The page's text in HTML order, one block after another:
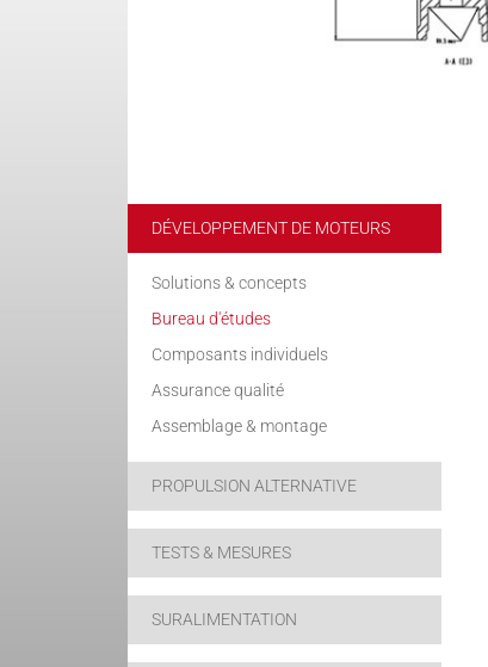
DÉVELOPPEMENT DE MOTEURS
Solutions & concepts
Bureau d'études
Composants individuels
Assurance qualité
Assemblage & montage
PROPULSION ALTERNATIVE
TESTS & MESURES
SURALIMENTATION